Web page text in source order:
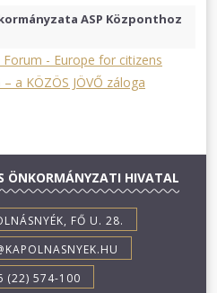
ASP Központhoz
- Europe for citizens
– a KÖZÖS JÖVŐ záloga
ÖNKORMÁNYZATI HIVATAL
FŐ U. 28.
(22) 574-100